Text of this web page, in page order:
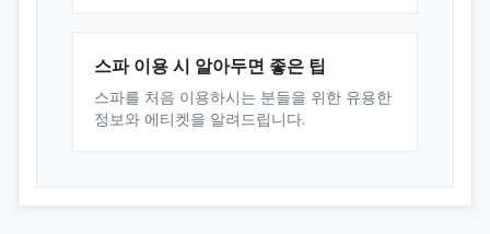
스파 이용 시 알아두면 좋은 팁
스파를 처음 이용하시는 분들을 위한 유용한
정보와 에티켓을 알려드립니다.